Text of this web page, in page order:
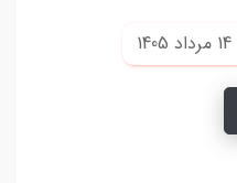
14 مرداد 1405